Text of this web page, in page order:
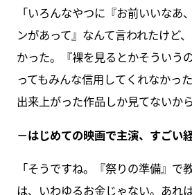
「いろんなやつに『お前いいなあ
ンがあって』なんて言われたけど
かった。『裸を見るとかそういう
ってもみんな信用してくれなかっ
出来上がった作品しか見てないから
－はじめての映画で主演、すごい
「そうですね。『祭りの準備』で
は、いわゆるお金じゃない。あれ